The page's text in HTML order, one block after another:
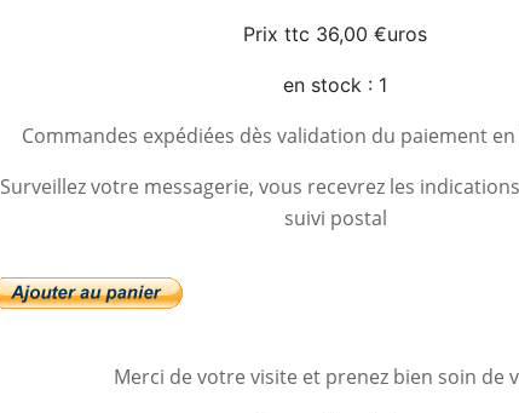
Prix ttc 36,00 €uros
en stock : 1
Commandes expédiées dès validation du paiement
Surveillez votre messagerie, vous recevrez les
suivi postal
Merci de votre visite et prenez bien soin de